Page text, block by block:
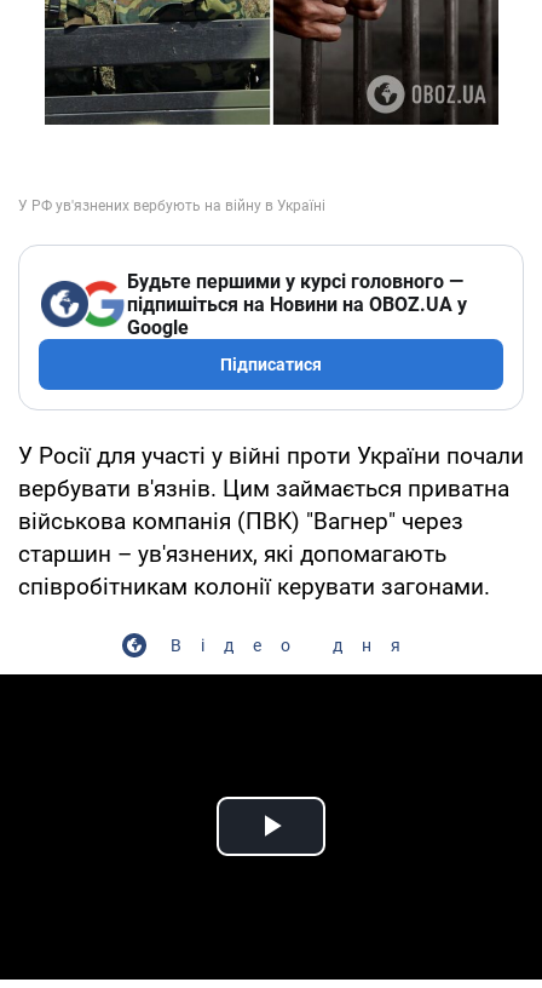
Будьте першими у курсі головного —
підпишіться на Новини на OBOZ.UA у
Google
Підписатися
У Росії для участі у війні проти України почали
вербувати в'язнів. Цим займається приватна
військова компанія (ПВК) "Вагнер" через
старшин – ув'язнених, які допомагають
співробітникам колонії керувати загонами.
Відео дня
Play Video